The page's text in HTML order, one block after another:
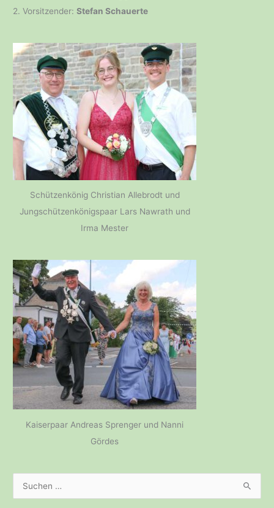
2. Vorsitzender:Stefan Schauerte
Schützenkönig Christian Allebrodt und
Jungschützenkönigspaar Lars Nawrath und
Irma Mester
Kaiserpaar Andreas Sprenger und Nanni
Gördes
u